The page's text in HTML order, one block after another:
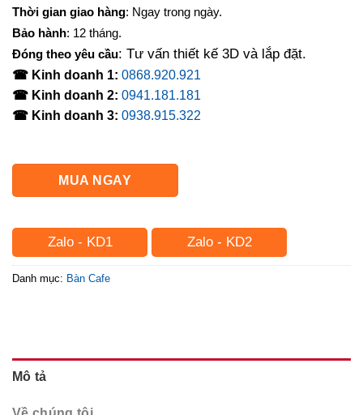
Thời gian giao hàng: Ngay trong ngày.
Bảo hành: 12 tháng.
Đóng theo yêu cầu: Tư vấn thiết kế 3D và lắp đặt.
☎ Kinh doanh 1: 0868.920.921
☎ Kinh doanh 2: 0941.181.181
☎ Kinh doanh 3: 0938.915.322
MUA NGAY
Zalo - KD1 Zalo - KD2
Danh mục: Bàn Cafe
Mô tả